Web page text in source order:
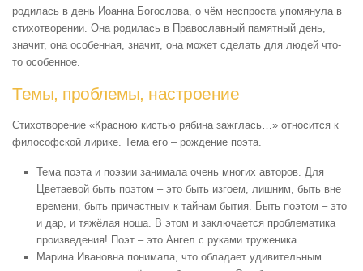
родилась в день Иоанна Богослова, о чём неспроста упомянула в
стихотворении. Она родилась в Православный памятный день,
значит, она особенная, значит, она может сделать для людей что-
то особенное.
Темы, проблемы, настроение
Стихотворение «Красною кистью рябина зажглась…» относится к
философской лирике. Тема его – рождение поэта.
Тема поэта и поэзии занимала очень многих авторов. Для
Цветаевой быть поэтом – это быть изгоем, лишним, быть вне
времени, быть причастным к тайнам бытия. Быть поэтом – это
и дар, и тяжёлая ноша. В этом и заключается проблематика
произведения! Поэт – это Ангел с руками труженика.
Марина Ивановна понимала, что обладает удивительным